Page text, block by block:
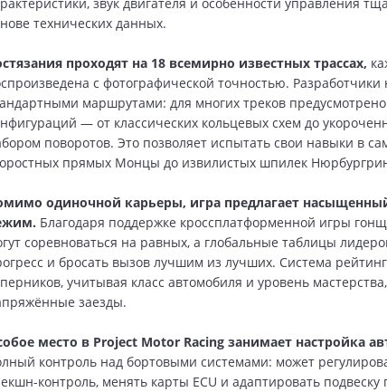
технических данных.
проходят на 18 всемирно известных трассах,
с фотографической точностью.
маршрутами: для многих треков
— от классических кольцевых схем до
поворотов. Это позволяет испытать свои навыки в
прямых Монцы до извилистых шпилек
одиночной карьеры, игра предлагает
Благодаря поддержке кроссплатформенной игры
соревноваться на равных, а глобальные таблицы
и бросать вызов лучшим из лучших. Система
учитывая класс автомобиля и уровень
заезды.
место в Project Motor Racing занимает настройка
контроль над бортовыми системами: может
контроль, менять карты ECU и адаптировать подвеску